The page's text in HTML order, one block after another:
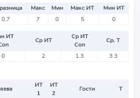
Макс Мин Макс ИТ
Мин ИТ
0.7 7 0 5 0
ИТ
Ср ИТ
Ср ИТ
Соп
Ср. Т
0 2 1.3 3.3
ИТ
1
ИТ
2
Гости Т